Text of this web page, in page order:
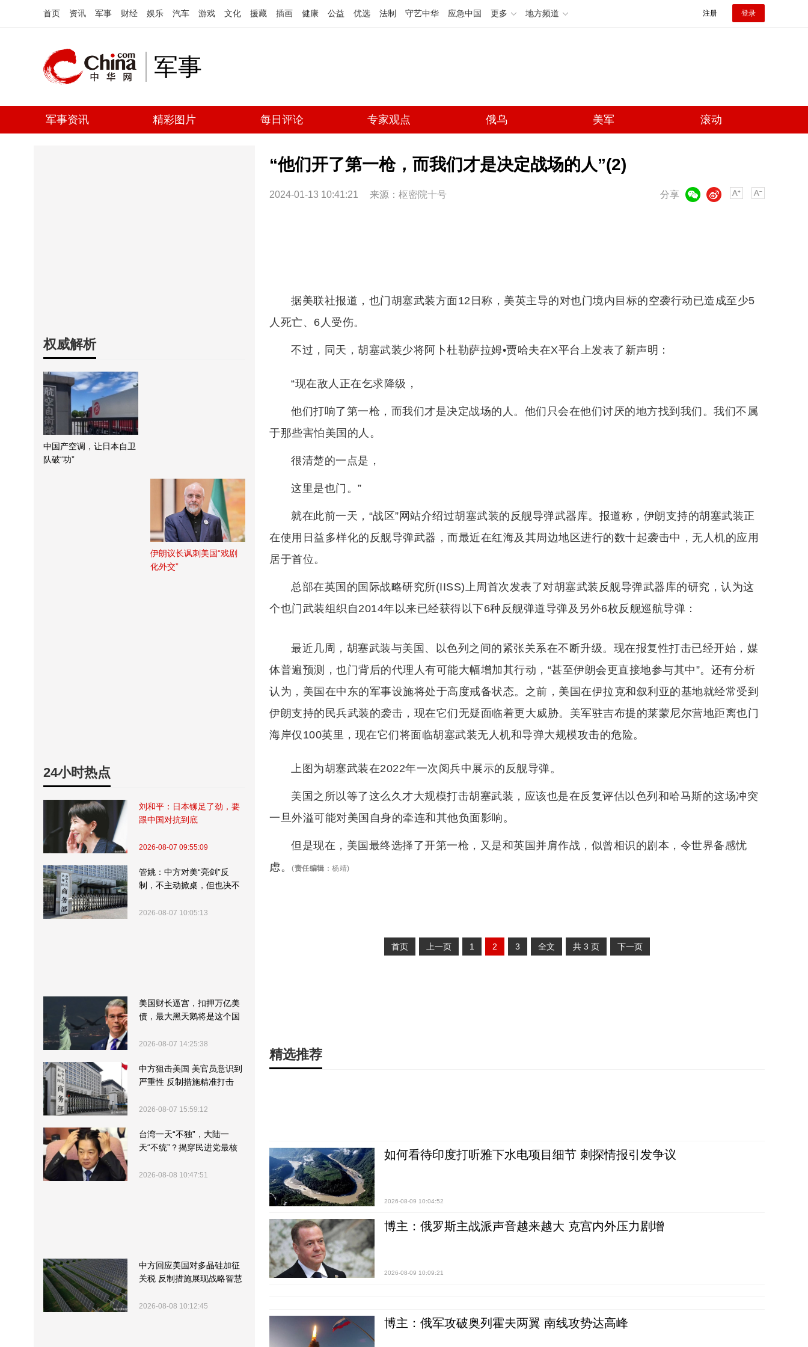
首页 资讯 军事 财经 娱乐 汽车 游戏 文化 援藏 插画 健康 公益 优选 法制 守艺中华 应急中国 更多 地方频道 注册 登录
军事
军事资讯 精彩图片 每日评论 专家观点 俄乌 美军 滚动
权威解析
中国产空调，让日本自卫
队破“功”
伊朗议长讽刺美国“戏剧
化外交”
24小时热点
刘和平：日本铆足了劲，要
跟中国对抗到底
2026-08-07 09:55:09
管姚：中方对美“亮剑”反
制，不主动掀桌，但也决不
2026-08-07 10:05:13
美国财长逼宫，扣押万亿美
债，最大黑天鹅将是这个国
2026-08-07 14:25:38
中方狙击美国 美官员意识到
严重性 反制措施精准打击
2026-08-07 15:59:12
台湾一天“不独”，大陆一
天“不统”？揭穿民进党最核
2026-08-08 10:47:51
中方回应美国对多晶硅加征
关税 反制措施展现战略智慧
2026-08-08 10:12:45
“他们开了第一枪，而我们才是决定战场的人”(2)
2024-01-13 10:41:21 来源： 枢密院十号 分享
微博
据美联社报道，也门胡塞武装方面12日称，美英主导的对也门境内目标的空袭行动已造成至少5
人死亡、6人受伤。
不过，同天，胡塞武装少将阿卜杜勒萨拉姆•贾哈夫在X平台上发表了新声明：
“现在敌人正在乞求降级，
他们打响了第一枪，而我们才是决定战场的人。他们只会在他们讨厌的地方找到我们。我们不属
于那些害怕美国的人。
很清楚的一点是，
这里是也门。”
就在此前一天，“战区”网站介绍过胡塞武装的反舰导弹武器库。报道称，伊朗支持的胡塞武装正
在使用日益多样化的反舰导弹武器，而最近在红海及其周边地区进行的数十起袭击中，无人机的应用
居于首位。
总部在英国的国际战略研究所(IISS)上周首次发表了对胡塞武装反舰导弹武器库的研究，认为这
个也门武装组织自2014年以来已经获得以下6种反舰弹道导弹及另外6枚反舰巡航导弹：
最近几周，胡塞武装与美国、以色列之间的紧张关系在不断升级。现在报复性打击已经开始，媒
体普遍预测，也门背后的代理人有可能大幅增加其行动，“甚至伊朗会更直接地参与其中”。还有分析
认为，美国在中东的军事设施将处于高度戒备状态。之前，美国在伊拉克和叙利亚的基地就经常受到
伊朗支持的民兵武装的袭击，现在它们无疑面临着更大威胁。美军驻吉布提的莱蒙尼尔营地距离也门
海岸仅100英里，现在它们将面临胡塞武装无人机和导弹大规模攻击的危险。
上图为胡塞武装在2022年一次阅兵中展示的反舰导弹。
美国之所以等了这么久才大规模打击胡塞武装，应该也是在反复评估以色列和哈马斯的这场冲突
一旦外溢可能对美国自身的牵连和其他负面影响。
但是现在，美国最终选择了开第一枪，又是和英国并肩作战，似曾相识的剧本，令世界备感忧
虑。
(责任编辑 ： 杨靖)
首页 上一页 1 2 3 全文 共 3 页 下一页
精选推荐
如何看待印度打听雅下水电项目细节 刺探情报引发争议
2026-08-09 10:04:52
博主：俄罗斯主战派声音越来越大 克宫内外压力剧增
2026-08-09 10:09:21
博主：俄军攻破奥列霍夫两翼 南线攻势达高峰